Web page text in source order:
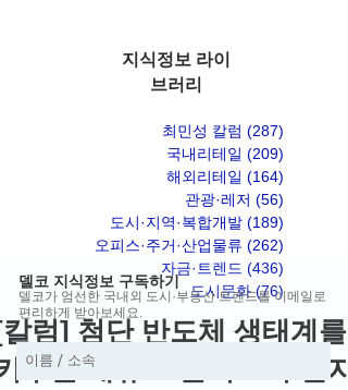
지식정보 라이
브러리
최민성 칼럼 (287)
국내리테일 (209)
해외리테일 (164)
관광·레저 (56)
도시·지역·복합개발 (189)
오피스·주거·산업물류 (262)
자금·트렌드 (436)
도시문화 (76)게시물 76
럼] 첨단 반도체 생태계를
우는 대규모 클러스터 단지
델코 지식정보 구독하기
델코가 엄선한 국내외 도시·부동산 트렌드를 이메일로
편리하게 받아보세요.